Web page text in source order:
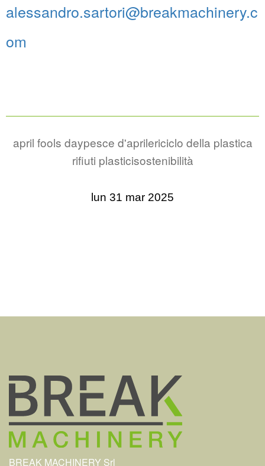
alessandro.sartori@breakmachinery.c
om
april fools daypesce d'aprilericiclo della plastica
rifiuti plasticisostenibilità
lun 31 mar 2025
BREAK MACHINERY Srl